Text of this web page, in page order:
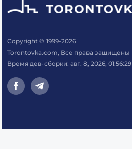
Copyright © 1999-2026
Torontovka.com, Все права защищены
Время дев-сборки: авг. 8, 2026, 01:56:29